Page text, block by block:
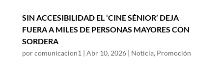
SIN ACCESIBILIDAD EL ‘CINE SÉNIOR’ DEJA
FUERA A MILES DE PERSONAS MAYORES CON
SORDERA
porcomunicacion1 | Abr 10, 2026| Noticia, Promoción